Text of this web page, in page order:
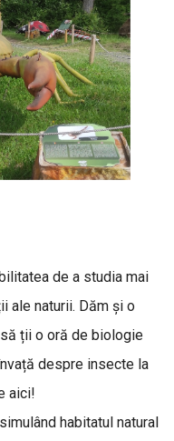
de a studia mai
ale naturii. Dăm și o
ții o oră de biologie
despre insecte la
aici!
habitatul natural